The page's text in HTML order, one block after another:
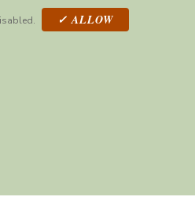
✓ ALLOW